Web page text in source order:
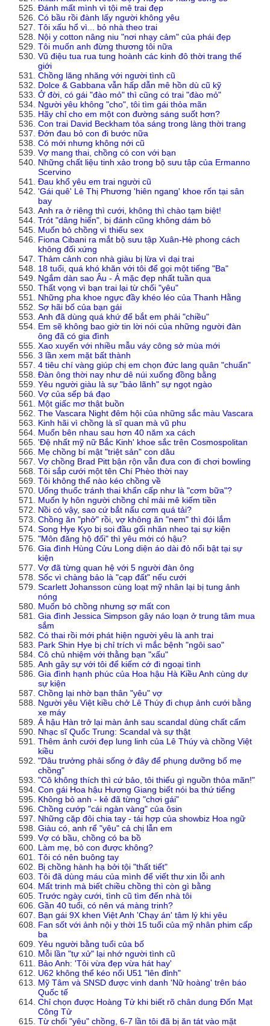
Đánh mất mình vì tội mê trai đẹp
Có bầu rồi đành lấy người không yêu
Tôi xấu hổ vì... bỏ nhà theo trai
Nội y cotton nâng niu "nơi nhạy cảm" của phái đẹp
Tôi muốn anh đừng thương tôi nữa
Vũ điệu tua rua tung hoành các kinh đô thời trang thế
giới
Chồng lăng nhăng với người tình cũ
Dolce & Gabbana vẫn hấp dẫn mê hồn dù cũ kỹ
Ở đời, có gái "đào mỏ" thì cũng có trai "đào mỏ"
Người yêu không "cho", tôi tìm gái thỏa mãn
Hãy chỉ cho em một con đường sáng suốt hơn?
Con trai David Beckham tỏa sáng trong làng thời trang
Đớn đau bỏ con đi bước nữa
Có mới nhưng không nới cũ
Vợ mang thai, chồng có con với bạn
Những chất liệu tinh xảo trong bộ sưu tập của Ermanno
Scervino
Đau khổ yêu em trai người cũ
'Gái quê' Lê Thị Phương 'hiên ngang' khoe rốn tại sân
bay
Anh ra ở riêng thì cưới, không thì chào tạm biệt!
Trót "dâng hiến", bị đánh cũng không dám bỏ
Muốn bỏ chồng vì thiếu sex
Fiona Cibani ra mắt bộ sưu tập Xuân-Hè phong cách
không đối xứng
Thảm cảnh con nhà giàu bị lừa vì dại trai
18 tuổi, quá khó khăn với tôi để gọi một tiếng "Ba"
Ngắm dàn sao Âu - Á mặc đẹp nhất tuần qua
Thất vọng vì bạn trai lại từ chối "yêu"
Những pha khoe ngực đầy khéo léo của Thanh Hằng
Sợ hãi bố của bạn gái
Anh đã dùng quá khứ để bắt em phải "chiều"
Em sẽ không bao giờ tin lời nói của những người đàn
ông đã có gia đình
Xao xuyến với nhiều mẫu váy công sở mùa mới
3 lần xem mặt bất thành
4 tiêu chí vàng giúp chị em chọn đức lang quân "chuẩn"
Đàn ông thời nay như dê núi xuống đồng bằng
Yêu người giàu là sự "bảo lãnh" sự ngọt ngào
Vợ của sếp bá đạo
Một giấc mơ thật buồn
The Vascara Night đêm hội của những sắc màu Vascara
Kinh hãi vì chồng là sĩ quan mà vũ phu
Muốn bên nhau sau hơn 40 năm xa cách
'Đệ nhất mỹ nữ Bắc Kinh' khoe sắc trên Cosmospolitan
Mẹ chồng bí mật "triệt sản" con dâu
Vợ chồng Brad Pitt bận rộn vẫn đưa con đi chơi bowling
Tôi sắp cưới một tên Chí Phèo thời nay
Tôi không thể nào kéo chồng về
Uống thuốc tránh thai khẩn cấp như là "cơm bữa"?
Muốn ly hôn người chồng chỉ mải mê kiếm tiền
Nồi có vậy, sao cứ bắt nấu cơm quá tải?
Chồng ăn "phở" rồi, vợ không ăn "nem" thì đói lắm
Song Hye Kyo bị soi đầu gối nhăn nheo tại sự kiện
"Môn đăng hộ đối" thì yêu mới có hậu?
Gia đình Hùng Cửu Long diện áo dài đỏ nổi bật tại sự
kiện
Vợ đã từng quan hệ với 5 người đàn ông
Sốc vì chàng bảo là "cạp đất" nếu cưới
Scarlett Johansson cùng loạt mỹ nhân lại bị tung ảnh
nóng
Muốn bỏ chồng nhưng sợ mất con
Gia đình Jessica Simpson gây náo loạn ở trung tâm mua
sắm
Có thai rồi mới phát hiện người yêu là anh trai
Park Shin Hye bị chỉ trích vì mắc bệnh "ngôi sao"
Cô chủ nhiệm với thằng bạn "xấu"
Anh gây sự với tôi để kiếm cớ đi ngoại tình
Gia đình hạnh phúc của Hoa hậu Hà Kiều Anh cùng dự
sự kiện
Chồng lại nhờ bạn thân "yêu" vợ
Người yêu Việt kiều chở Lê Thúy đi chụp ảnh cưới bằng
xe máy
Á hậu Hàn trở lại màn ảnh sau scandal dùng chất cấm
Nhạc sĩ Quốc Trung: Scandal và sự thật
Thêm ảnh cưới đẹp lung linh của Lê Thúy và chồng Việt
kiều
"Dâu trưởng phải sống ở đây để phụng dưỡng bố mẹ
chồng"
"Cô không thích thì cứ bảo, tôi thiếu gì nguồn thỏa mãn!"
Con gái Hoa hậu Hương Giang biết nói ba thứ tiếng
Không bỏ anh - kẻ đã từng "chơi gái"
Chồng cướp "cái ngàn vàng" của ôsin
Những cặp đôi chia tay - tái hợp của showbiz Hoa ngữ
Giàu có, anh rể "yêu" cả chị lẫn em
Vợ có bầu, chồng có ba bồ
Làm mẹ, bỏ con được không?
Tôi có nên buông tay
Bị chồng hành hạ bởi tội "thất tiết"
Tôi đã dùng máu của mình để viết thư xin lỗi anh
Mất trinh mà biết chiều chồng thì còn gì bằng
Trước ngày cưới, tình cũ tìm đến nhà tôi
Gần 40 tuổi, có nên vá màng trinh?
Bạn gái 9X khen Việt Anh 'Chạy án' tâm lý khi yêu
Fan sốt với ảnh nội y thời 15 tuổi của mỹ nhân phim cấp
ba
Yêu người bằng tuổi của bố
Mỗi lần "tự xử" lại nhớ người tình cũ
Bảo Anh: 'Tôi vừa đẹp vừa hát hay'
U62 không thể kéo nổi U51 "lên đỉnh"
Mỹ Tâm và SNSD được vinh danh 'Nữ hoàng' trên báo
Quốc tế
Chỉ chọn được Hoàng Tử khi biết rõ chân dung Đốn Mạt
Công Tử
Từ chối "yêu" chồng, 6-7 lần tôi đã bị ăn tát vào mặt